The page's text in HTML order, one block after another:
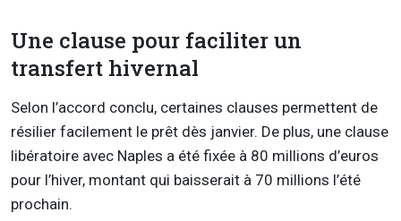
Une clause pour faciliter un
transfert hivernal
Selon l’accord conclu, certaines clauses permettent de
résilier facilement le prêt dès janvier. De plus, une clause
libératoire avec Naples a été fixée à 80 millions d’euros
pour l’hiver, montant qui baisserait à 70 millions l’été
prochain.